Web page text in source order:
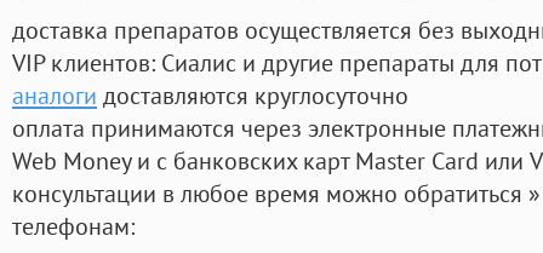
доставка препаратов осуществляется без
VIP клиентов: Сиалис и другие препараты для
аналоги доставляются круглосуточно
оплата принимаются через электронные
Web Money и с банковских карт Master Card или
консультации в любое время можно обратиться
телефонам: